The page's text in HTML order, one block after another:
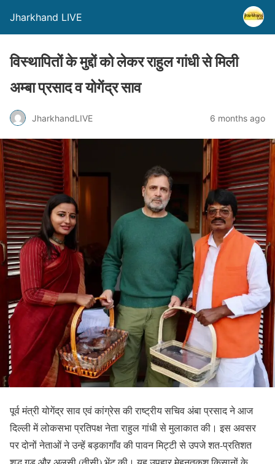
Jharkhand LIVE
विस्थापितों के मुद्दों को लेकर राहुल गांधी से मिली
अम्बा प्रसाद व योगेंद्र साव
JharkhandLIVE 6 months ago
पूर्व मंत्री योगेंद्र साव एवं कांग्रेस की राष्ट्रीय सचिव अंबा प्रसाद ने आज
दिल्ली में लोकसभा प्रतिपक्ष नेता राहुल गांधी से मुलाकात की। इस अवसर
पर दोनों नेताओं ने उन्हें बड़कागाँव की पावन मिट्टी से उपजे शत-प्रतिशत